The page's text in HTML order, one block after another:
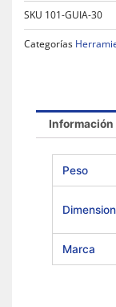
SKU 101-GUIA-30
Categorías
Peso
Marca